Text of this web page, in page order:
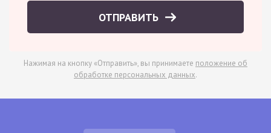
ОТПРАВИТЬ
Нажимая на кнопку «Отправить», вы принимаете положение об
обработке персональных данных.